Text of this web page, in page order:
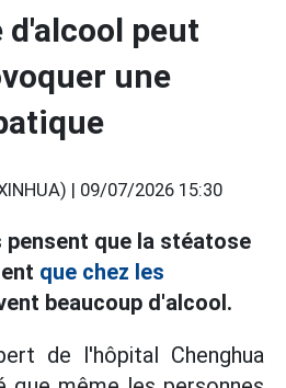
d'alcool peut
une
| 09/07/2026 15:30
pensent que la stéatose
que chez les
beaucoup d'alcool.
de l'hôpital Chenghua